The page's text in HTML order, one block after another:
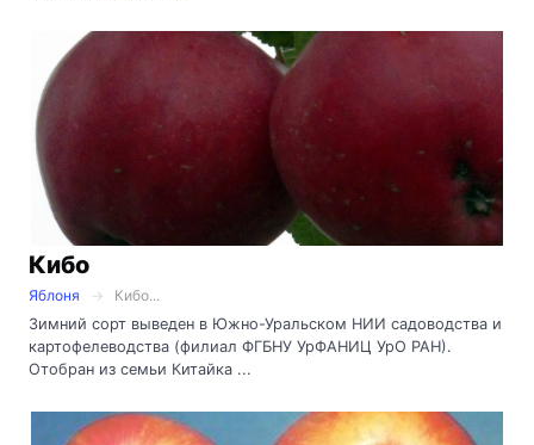
Кибо
Яблоня
Кибо...
Зимний сорт выведен в Южно-Уральском НИИ садоводства и
картофелеводства (филиал ФГБНУ УрФАНИЦ УрО РАН).
Отобран из семьи Китайка ...